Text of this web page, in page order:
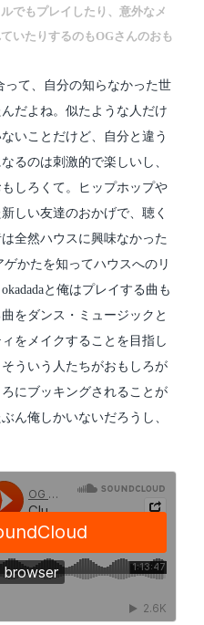
でもプレイしたり、意外なメ
いたりするのもOGさんのおも
って、自分の知らなかった世
だよね。似たような人だけ
いことだけど、自分と違う
るのは刺激的で楽しいし、
しろくて。ヒップホップや
しい友達のおかげで、聴く
全然ハウスに興味なかった
かたを知ってハウスへのリ
と俺はプレイする曲も
をダンス・ミュージックと
をメイクすることを目指し
ういう人たちがおもしろが
にブッキングされることが
ん俺しかいないだろうし、